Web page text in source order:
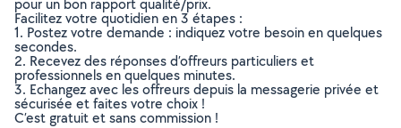
pour un bon rapport qualité/prix.
Facilitez votre quotidien en 3 étapes :
1. Postez votre demande : indiquez votre besoin en quelques
secondes.
2. Recevez des réponses d’offreurs particuliers et
professionnels en quelques minutes.
3. Echangez avec les offreurs depuis la messagerie privée et
sécurisée et faites votre choix !
C’est gratuit et sans commission !